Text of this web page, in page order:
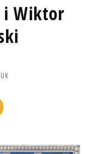
i Wiktor